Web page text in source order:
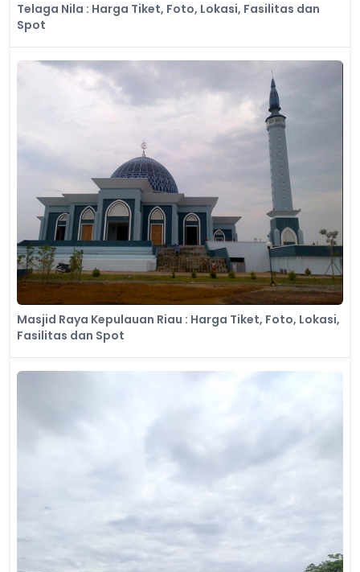
Telaga Nila : Harga Tiket, Foto, Lokasi, Fasilitas dan
Spot
Masjid Raya Kepulauan Riau : Harga Tiket, Foto, Lokasi,
Fasilitas dan Spot